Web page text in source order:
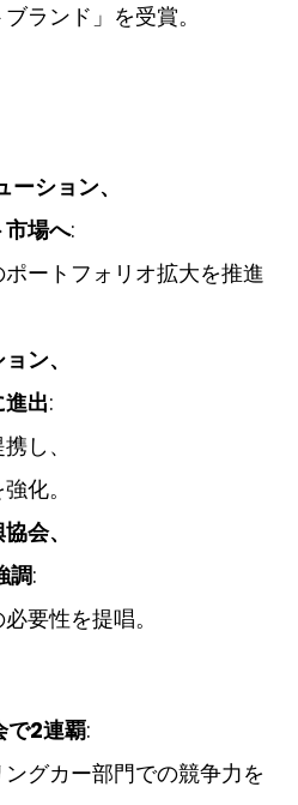
ランド」を受賞。
ション、
市場へ:
ートフォリオ拡大を推進
ン、
出:
し、
化。
会、
調:
要性を提唱。
で2連覇:
グカー部門での競争力を